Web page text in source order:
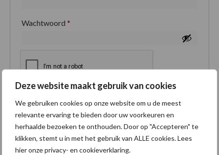
Deze website maakt gebruik van cookies
We gebruiken cookies op onze website om u de meest
relevante ervaring te bieden door uw voorkeuren en
herhaalde bezoeken te onthouden. Door op "Accepteren" te
klikken, stemt u in met het gebruik van ALLE cookies. Lees
hier onze privacy- en cookieverklaring.
Wachtwoord *
Je persoonlijke gegevens worden gebruikt om je
ervaring op deze site te ondersteunen, om toegang
tot je account te beheren en voor andere doeleinden
zoals omschreven in onzeprivacybeleid.